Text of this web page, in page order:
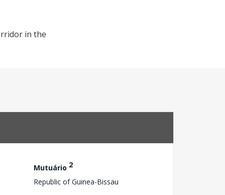
in the
Mutuário 2
Republic of Guinea-Bissau